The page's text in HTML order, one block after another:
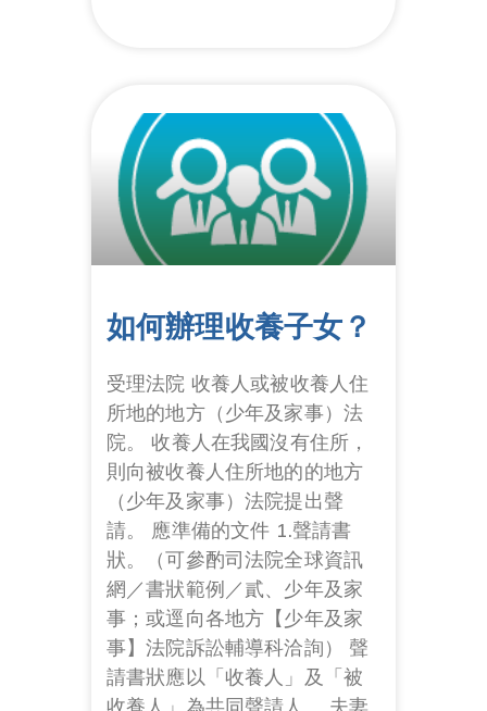
如何辦理收養子女？
受理法院 收養人或被收養人住
所地的地方（少年及家事）法
院。 收養人在我國沒有住所，
則向被收養人住所地的的地方
（少年及家事）法院提出聲
請。 應準備的文件 1.聲請書
狀。（可參酌司法院全球資訊
網／書狀範例／貳、少年及家
事；或逕向各地方【少年及家
事】法院訴訟輔導科洽詢） 聲
請書狀應以「收養人」及「被
收養人」為共同聲請人。 夫妻